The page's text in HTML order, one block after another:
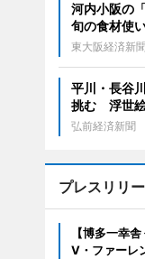
河内小阪の
旬の食材使
東大阪経済新聞
平川・長谷
挑む 浮世
弘前経済新聞
プレスリリ
【博多一幸
V・ファーレ